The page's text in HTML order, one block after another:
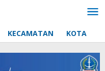
KECAMATAN KOTA